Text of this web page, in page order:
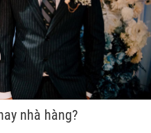
nhà hàng?